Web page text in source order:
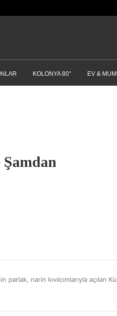
KOLONYA 80° EV &
parlak, narin kıvılcımlarıyla açılan